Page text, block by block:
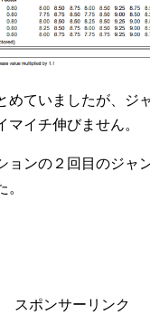
めていましたが、ジ
マイチ伸びません。
ョンの２回目のジャ
スポンサーリンク